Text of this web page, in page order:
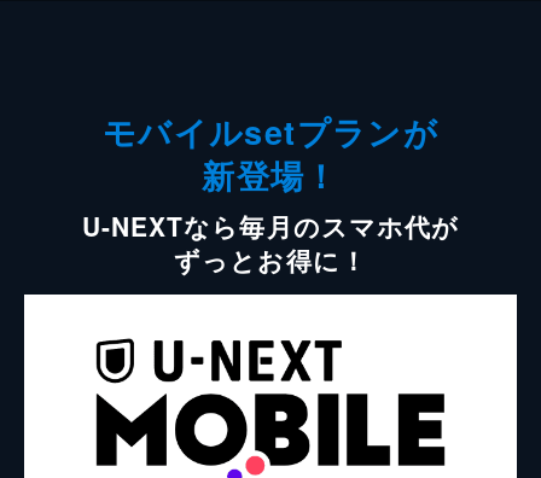
モバイルsetプランが
新登場！
U-NEXTなら毎月のスマホ代が
ずっとお得に！